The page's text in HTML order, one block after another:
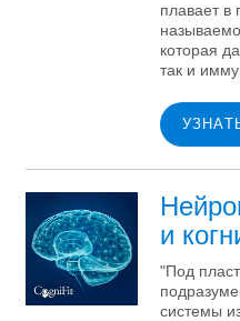
плавает в
которая
так и
и
"Под
системы